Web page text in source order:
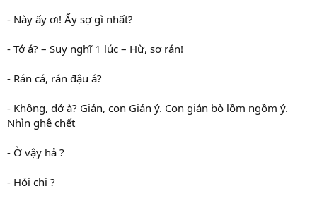
- Này ấy ơi! Ấy sợ gì nhất?
- Tớ á? – Suy nghĩ 1 lúc – Hừ, sợ rán!
- Rán cá, rán đậu á?
- Không, dở à? Gián, con Gián ý. Con gián bò lồm ngồm ý.
Nhìn ghê chết
- Ờ vậy hả ?
- Hỏi chi ?